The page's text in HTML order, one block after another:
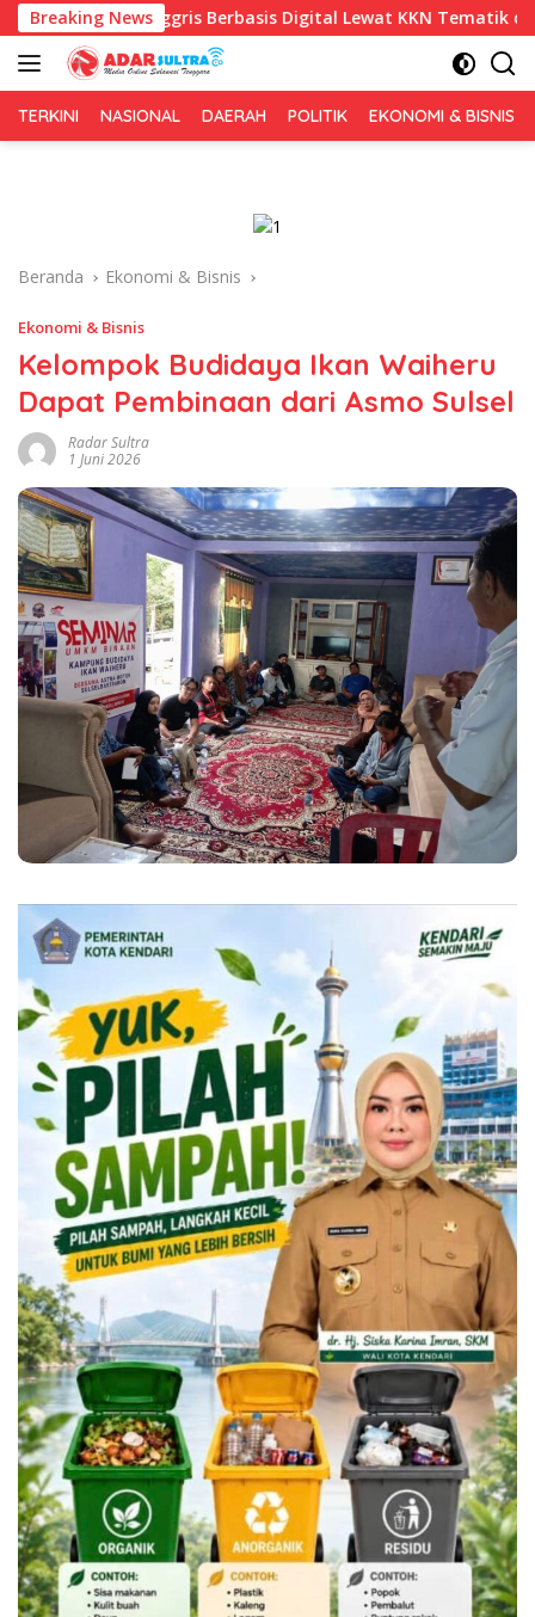
Langsung
ke
konten
Breaking News
Berbasis Digital Lewat KKN Tematik di Desa Alebo
TERKINI NASIONAL DAERAH POLITIK EKONOMI & BISNIS
Beranda Ekonomi & Bisnis
Ekonomi & Bisnis
Kelompok Budidaya Ikan Waiheru
Dapat Pembinaan dari Asmo Sulsel
Radar Sultra
1 Juni 2026